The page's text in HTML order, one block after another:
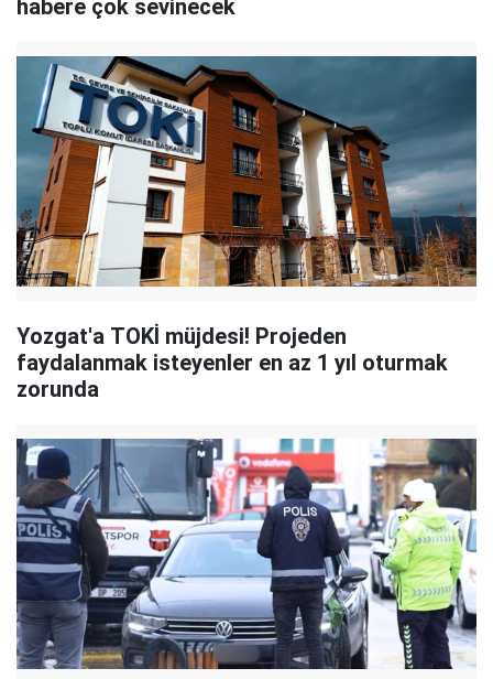
habere çok sevinecek
Yozgat'a TOKİ müjdesi! Projeden
faydalanmak isteyenler en az 1 yıl oturmak
zorunda